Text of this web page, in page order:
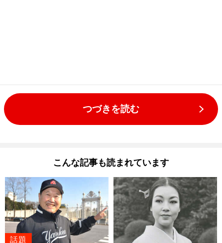
つづきを読む
こんな記事も読まれています
話題